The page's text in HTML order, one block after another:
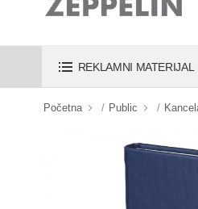
REKLAMNI MATERIJAL
Početna Public